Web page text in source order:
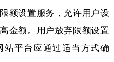
湖北 湖南
海南 重庆
云南 西藏
额设置服务，允许用户设
金额。用户放弃限额设置
站平台应通过适当方式确